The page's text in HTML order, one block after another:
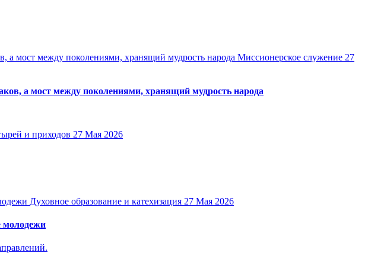
Миссионерское служение 27
а мост между поколениями, хранящий мудрость народа
и приходов 27 Мая 2026
Духовное образование и катехизация 27 Мая 2026
молодежи